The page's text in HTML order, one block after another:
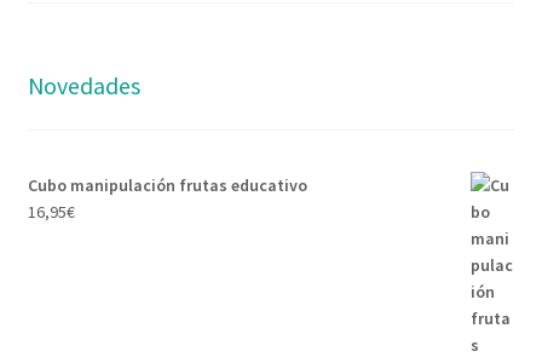
Novedades
Cubo manipulación frutas educativo
16,95€